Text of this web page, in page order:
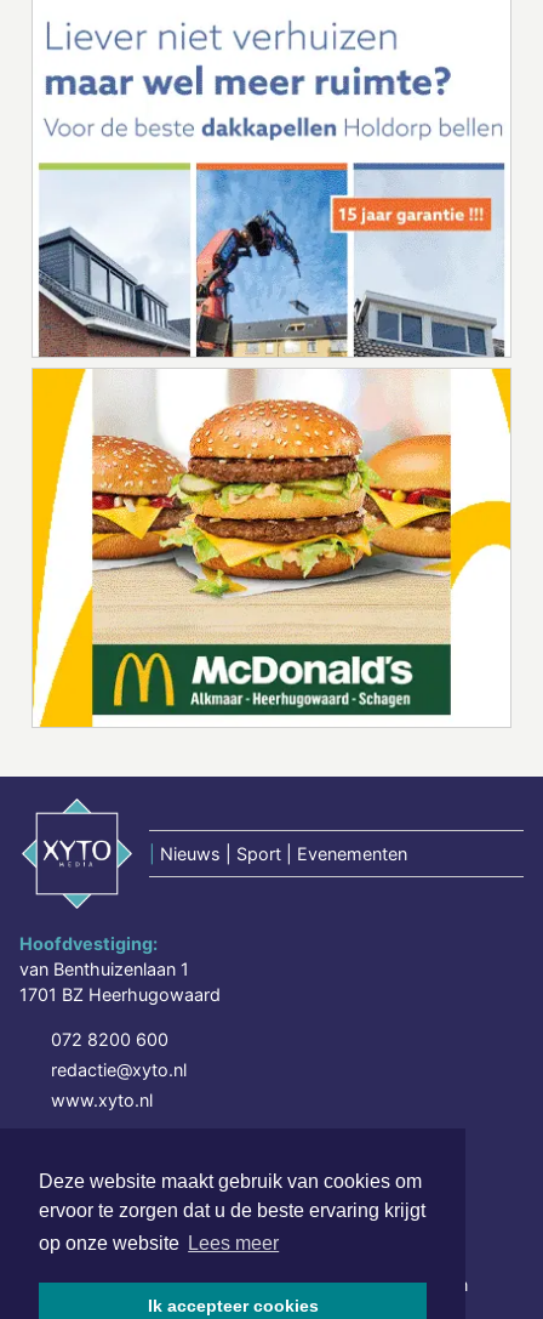
Deze website maakt gebruik van cookies om
ervoor te zorgen dat u de beste ervaring krijgt
op onze website Lees meer
Ik accepteer cookies
Nieuws | Sport | Evenementen
Hoofdvestiging:
van Benthuizenlaan 1
1701 BZ Heerhugowaard
072 8200 600
redactie@xyto.nl
www.xyto.nl
NIEUWSBRIEF AANMELDEN
Schrijf je in voor onze nieuwsbrief en krijg wekelijks een
samenvatting van alle gebeurtenissen uit jouw regio.